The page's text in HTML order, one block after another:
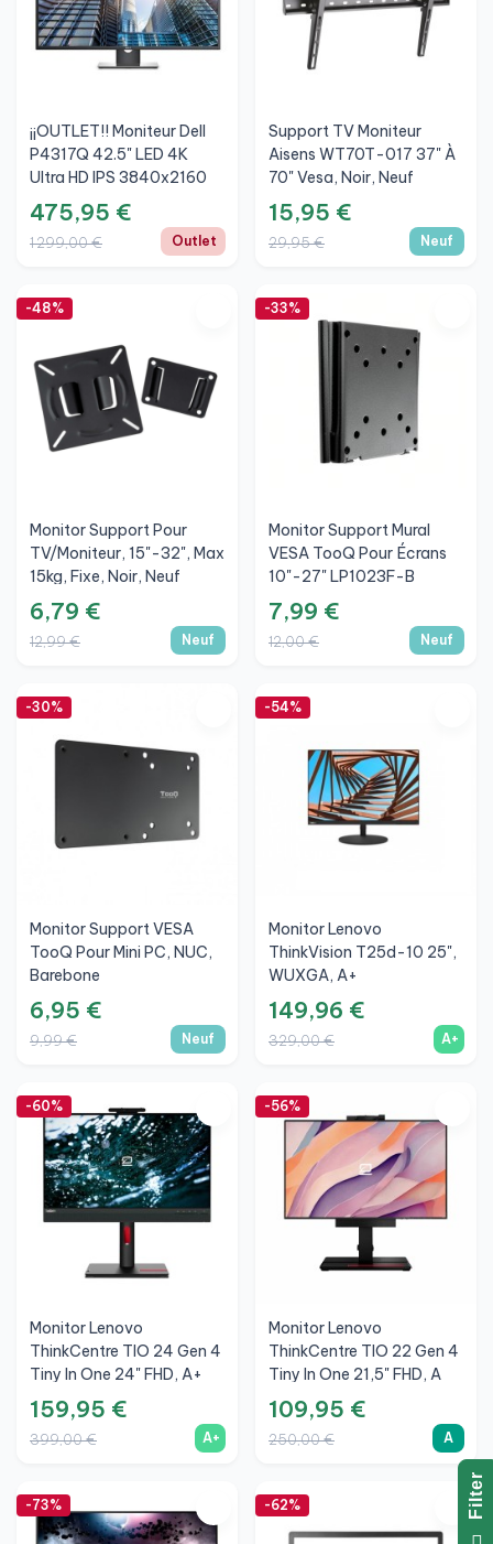
¡¡OUTLET!! Moniteur Dell
P4317Q 42.5" LED 4K
Ultra HD IPS 3840x2160
475,95 €
1 299,00 € Outlet
Support TV Moniteur
Aisens WT70T-017 37" À
70" Vesa, Noir, Neuf
15,95 €
29,95 € Neuf
-48%
Monitor Support Pour
TV/Moniteur, 15"-32", Max
15kg, Fixe, Noir, Neuf
6,79 €
12,99 € Neuf
-33%
Monitor Support Mural
VESA TooQ Pour Écrans
10"-27" LP1023F-B
50x50/75x75/100x100mm,
Noir, Neuf
7,99 €
12,00 € Neuf
-30%
Monitor Support VESA
TooQ Pour Mini PC, NUC,
Barebone
75x75/100x100 Mm, Noir,
Neuf
6,95 €
9,99 € Neuf
-54%
Monitor Lenovo
ThinkVision T25d-10 25",
WUXGA, A+
149,96 €
329,00 € A+
-60%
Monitor Lenovo
ThinkCentre TIO 24 Gen 4
Tiny In One 24" FHD, A+
159,95 €
399,00 € A+
-56%
Monitor Lenovo
ThinkCentre TIO 22 Gen 4
Tiny In One 21,5" FHD, A
109,95 €
250,00 € A
-73% -62% R